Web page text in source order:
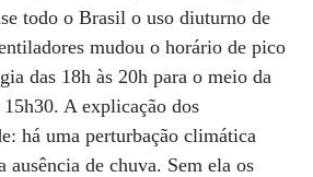
todo o Brasil o uso diuturno de
mudou o horário de pico
das 18h às 20h para o meio da
A explicação dos
há uma perturbação climática
ausência de chuva. Sem ela os